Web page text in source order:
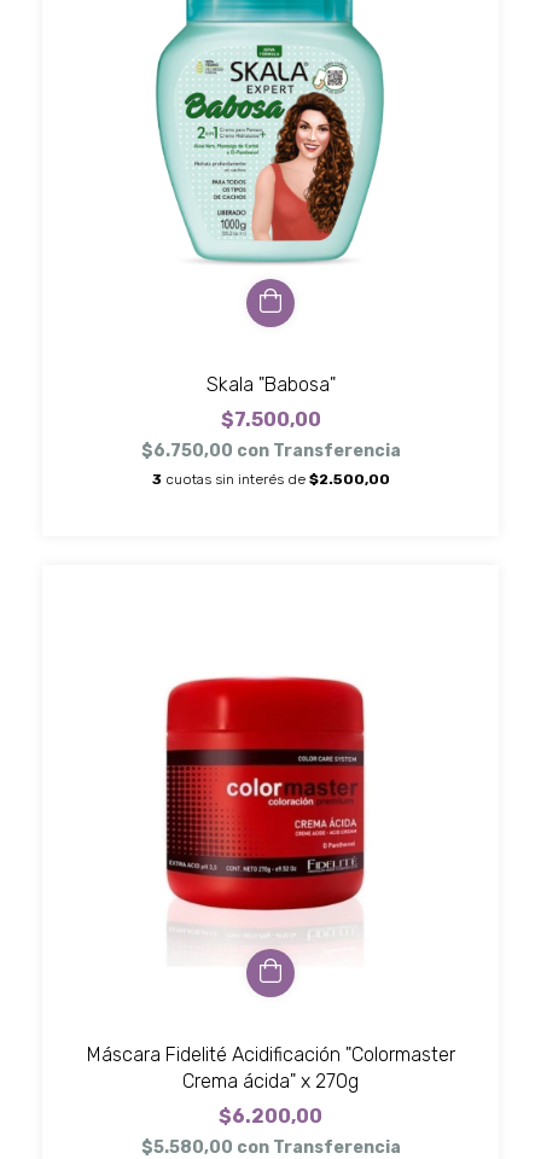
Skala "Babosa"
$7.500,00
$6.750,00 con Transferencia
3 cuotas sin interés de $2.500,00
Máscara Fidelité Acidificación "Colormaster
Crema ácida" x 270g
$6.200,00
$5.580,00 con Transferencia